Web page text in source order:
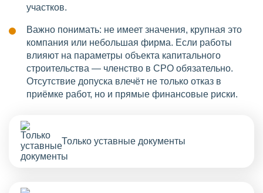
участков.
Важно понимать: не имеет значения, крупная это
компания или небольшая фирма. Если работы
влияют на параметры объекта капитального
строительства — членство в СРО обязательно.
Отсутствие допуска влечёт не только отказ в
приёмке работ, но и прямые финансовые риски.
Только уставные документы